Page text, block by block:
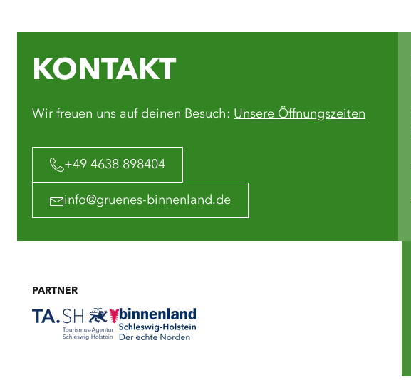
KONTAKT
Wir freuen uns auf deinen Besuch: Unsere Öffnungszeiten
+49 4638 898404
info@gruenes-binnenland.de
PARTNER